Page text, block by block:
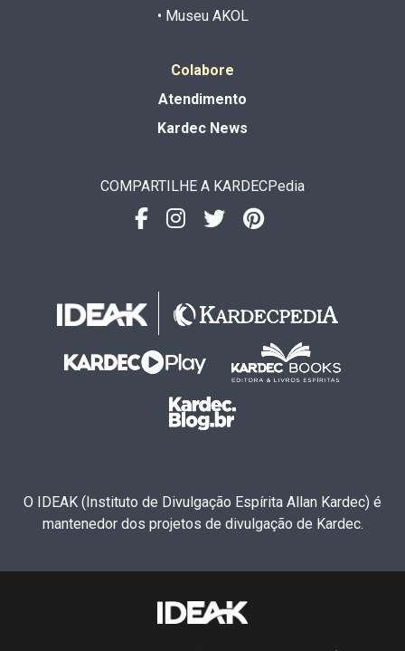
• Museu AKOL
Colabore
Atendimento
Kardec News
COMPARTILHE A KARDECPedia
O IDEAK (Instituto de Divulgação Espírita Allan Kardec) é
mantenedor dos projetos de divulgação de Kardec.